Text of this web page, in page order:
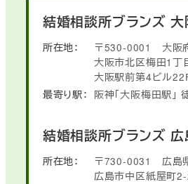
結婚相談所ブランズ 大
所在地： 〒530-0001
大阪
大阪市北区梅田1丁
大阪駅前第4ビル
最寄り駅： 阪神「大阪梅田駅」
結婚相談所ブランズ 広
所在地： 〒730-0031
広島
広島市中区紙屋町